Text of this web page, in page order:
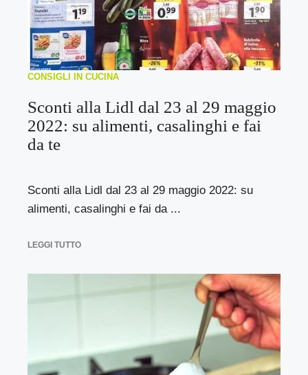
CONSIGLI IN CUCINA
Sconti alla Lidl dal 23 al 29 maggio
2022: su alimenti, casalinghi e fai
da te
Sconti alla Lidl dal 23 al 29 maggio 2022: su
alimenti, casalinghi e fai da ...
LEGGI TUTTO